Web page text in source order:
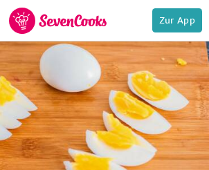
zur
Startseite
Zur App